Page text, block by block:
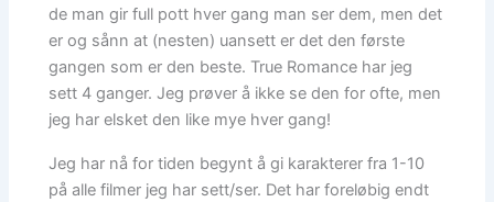
de man gir full pott hver gang man ser dem, men det
er og sånn at (nesten) uansett er det den første
gangen som er den beste. True Romance har jeg
sett 4 ganger. Jeg prøver å ikke se den for ofte, men
jeg har elsket den like mye hver gang!
Jeg har nå for tiden begynt å gi karakterer fra 1-10
på alle filmer jeg har sett/ser. Det har foreløbig endt